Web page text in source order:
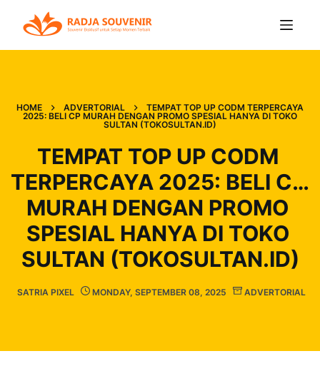
HOME ADVERTORIAL
TEMPAT TOP UP CODM TERPERCAYA
2025: BELI CP MURAH DENGAN PROMO SPESIAL HANYA DI TOKO
SULTAN (TOKOSULTAN.ID)
TEMPAT TOP UP CODM
TERPERCAYA 2025: BELI CP
MURAH DENGAN PROMO
SPESIAL HANYA DI TOKO
SULTAN (TOKOSULTAN.ID)
SATRIA PIXEL MONDAY, SEPTEMBER 08, 2025 ADVERTORIAL